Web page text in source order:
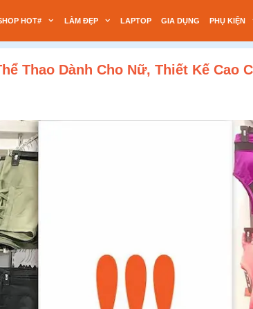
HOT# LÀM ĐẸP LAPTOP GIA DỤNG PHỤ KIỆN
Thao Dành Cho Nữ, Thiết Kế Cao